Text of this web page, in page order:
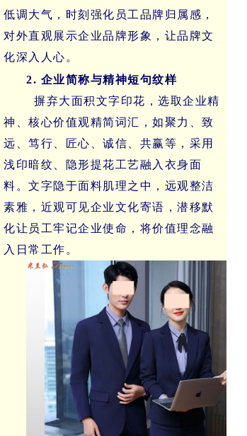
低调大气，时刻强化员工品牌归属感，
对外直观展示企业品牌形象，让品牌文
化深入人心。
2. 企业简称与精神短句纹样
摒弃大面积文字印花，选取企业精
神、核心价值观精简词汇，如聚力、致
远、笃行、匠心、诚信、共赢等，采用
浅印暗纹、隐形提花工艺融入衣身面
料。文字隐于面料肌理之中，远观整洁
素雅，近观可见企业文化寄语，潜移默
化让员工牢记企业使命，将价值理念融
入日常工作。